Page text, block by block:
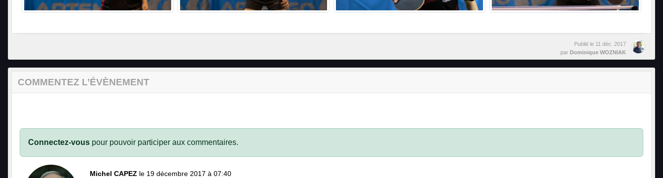
Publié le 11 déc. 2017
par Dominique WOZNIAK
COMMENTEZ L’ÉVÈNEMENT
Connectez-vous pour pouvoir participer aux commentaires.
Michel CAPEZ le 19 décembre 2017 à 07:40